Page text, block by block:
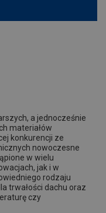
a jednocześnie
materiałów
konkurencji ze
nowoczesne
w wielu
jak i w
rodzaju
trwałości dachu oraz
czy